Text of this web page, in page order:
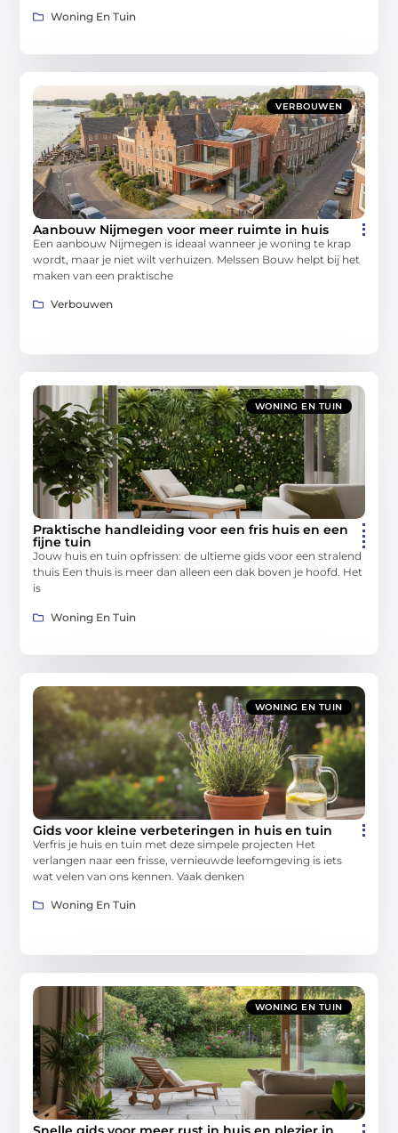
Woning En Tuin
VERBOUWEN
Aanbouw Nijmegen voor meer ruimte in huis
Een aanbouw Nijmegen is ideaal wanneer je woning te krap
wordt, maar je niet wilt verhuizen. Melssen Bouw helpt bij het
maken van een praktische
Verbouwen
WONING EN TUIN
Praktische handleiding voor een fris huis en een
fijne tuin
Jouw huis en tuin opfrissen: de ultieme gids voor een stralend
thuis Een thuis is meer dan alleen een dak boven je hoofd. Het
is
Woning En Tuin
WONING EN TUIN
Gids voor kleine verbeteringen in huis en tuin
Verfris je huis en tuin met deze simpele projecten Het
verlangen naar een frisse, vernieuwde leefomgeving is iets
wat velen van ons kennen. Vaak denken
Woning En Tuin
WONING EN TUIN